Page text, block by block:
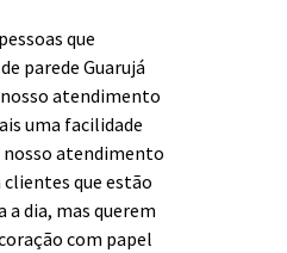
que
parede Guarujá
atendimento
uma facilidade
atendimento
que estão
a dia, mas querem
com papel